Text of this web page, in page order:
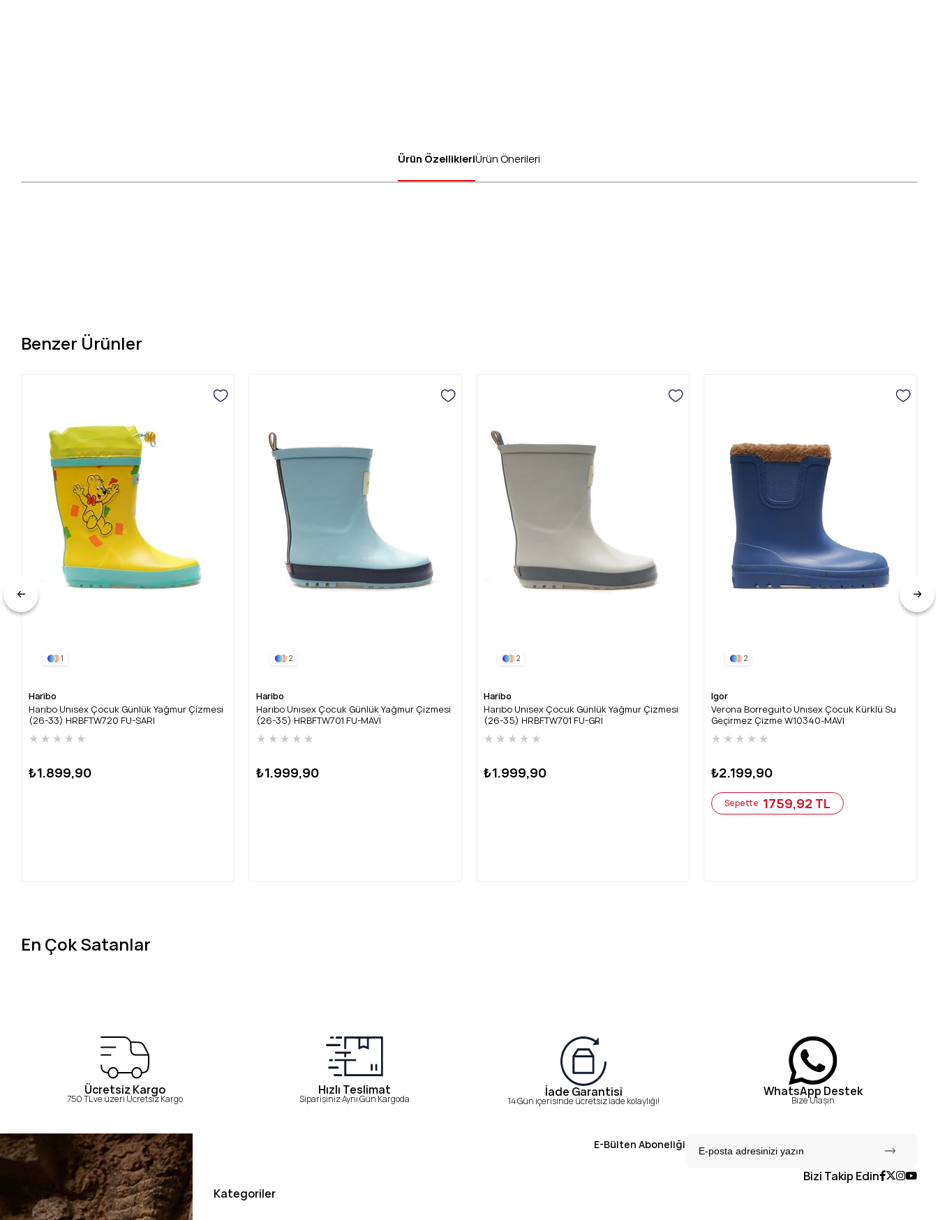
Ürün ÖzellikleriÜrün Önerileri
Benzer Ürünler
1
Haribo
Harıbo Unısex Çocuk Günlük Yağmur Çizmesi
(26-33) HRBFTW720 FU-SARI
★ ★ ★ ★ ★
₺1.899,90
2
Haribo
Harıbo Unısex Çocuk Günlük Yağmur Çizmesi
(26-35) HRBFTW701 FU-MAVİ
★ ★ ★ ★ ★
₺1.999,90
2
Haribo
Harıbo Unısex Çocuk Günlük Yağmur Çizmesi
(26-35) HRBFTW701 FU-GRİ
★ ★ ★ ★ ★
₺1.999,90
2
Igor
Verona Borreguito Unısex Çocuk Kürklü Su
Geçirmez Çizme W10340-MAVİ
★ ★ ★ ★ ★
₺2.199,90
Sepette 1759,92 TL
En Çok Satanlar
Ücretsiz Kargo
750 TL ve üzeri Ücretsiz Kargo
Hızlı Teslimat
Siparişiniz Aynı Gün Kargoda İade Garantisi
14 Gün içerisinde ücretsiz iade kolaylığı!
WhatsApp Destek
Bize Ulaşın
E-Bülten Aboneliği
Bizi Takip Edin
Kategoriler